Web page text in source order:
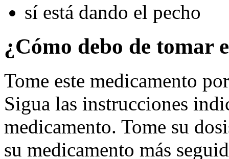
sí está dando el pecho
¿Cómo debo de tomar
Tome este medicamento
Sigua las instrucciones
medicamento. Tome su
su medicamento más